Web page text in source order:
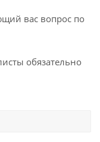
вас вопрос по
обязательно